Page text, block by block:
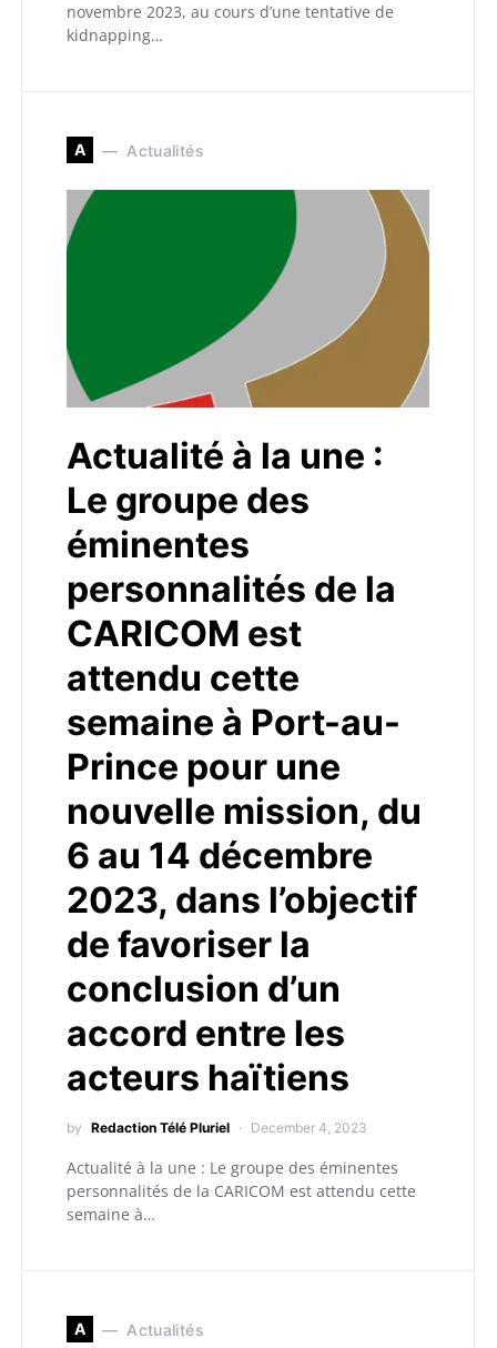
novembre 2023, au cours d’une tentative de
kidnapping…
A Actualités
Actualité à la une :
Le groupe des
éminentes
personnalités de la
CARICOM est
attendu cette
semaine à Port-au-
Prince pour une
nouvelle mission, du
6 au 14 décembre
2023, dans l’objectif
de favoriser la
conclusion d’un
accord entre les
acteurs haïtiens
by Redaction Télé Pluriel December 4, 2023
Actualité à la une : Le groupe des éminentes
personnalités de la CARICOM est attendu cette
semaine à…
A Actualités